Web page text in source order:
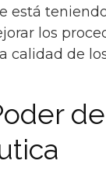
está
los
calidad de